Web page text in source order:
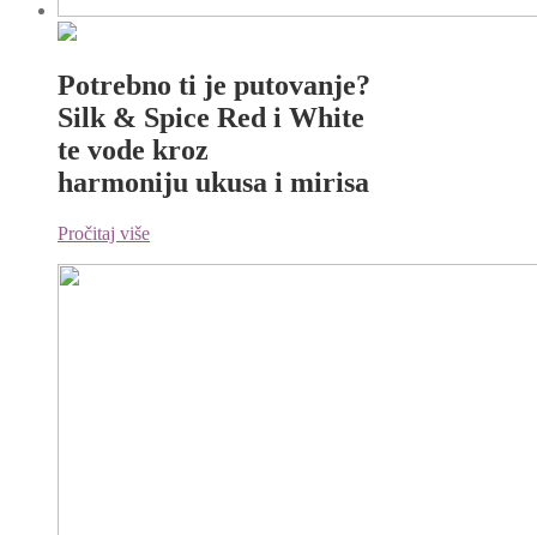
Potrebno ti je putovanje?
Silk & Spice Red i White
te vode kroz
harmoniju ukusa i mirisa
Pročitaj više